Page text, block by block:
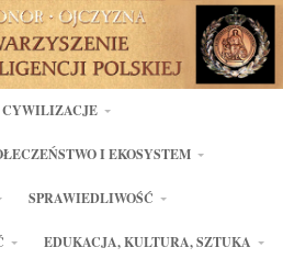
I EKOSYSTEM
SPRAWIEDLIWOŚĆ
EDUKACJA, KULTURA, SZTUKA